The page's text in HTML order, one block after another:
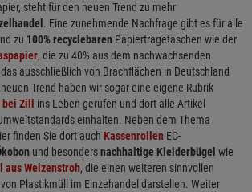
steht für den neuen Trend zu mehr
. Eine zunehmende Nachfrage gibt es für alle
zu 100% recyclebaren Papiertragetaschen wie der
, die zu 40% aus dem nachwachsenden
ausschließlich von Brachflächen in Deutschland
Trend haben wir sogar eine eigene Rubrik
Zill
ins Leben gerufen und dort alle Artikel
einhalten. Neben dem Thema
finden Sie dort auch Kassenrollen EC-
und besondersnachhaltige Kleiderbügel wie
aus Weizenstroh, die einen weiteren sinnvollen
Plastikmüll im Einzehandel darstellen. Weiter